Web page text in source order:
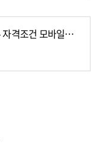
SBI저축은행 스피드론 자격조건 모바일간편 신청방법 추천하는이유